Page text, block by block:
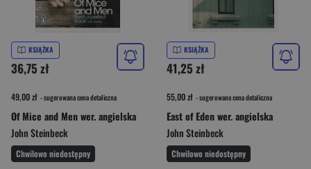
KSIĄŻKA
36,75 zł
49,00 zł - sugerowana cena detaliczna
Of Mice and Men wer. angielska
John Steinbeck
Chwilowo niedostępny
KSIĄŻKA
41,25 zł
55,00 zł - sugerowana cena detaliczna
East of Eden wer. angielska
John Steinbeck
Chwilowo niedostępny